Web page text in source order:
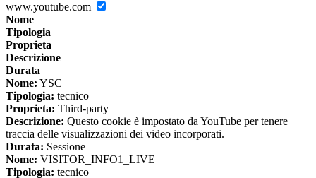
www.youtube.com
Nome
Tipologia
Proprieta
Descrizione
Durata
Nome: YSC
Tipologia: tecnico
Proprieta: Third-party
Descrizione: Questo cookie è impostato da YouTube per tenere
traccia delle visualizzazioni dei video incorporati.
Durata: Sessione
Nome: VISITOR_INFO1_LIVE
Tipologia: tecnico